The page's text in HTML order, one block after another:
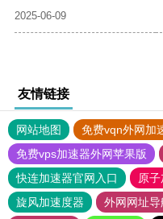
2025-06-09
友情链接
网站地图 免费vqn外网加
免费vps加速器外网苹果版
快连加速器官网入口
原
旋风加速度器
外网网址导